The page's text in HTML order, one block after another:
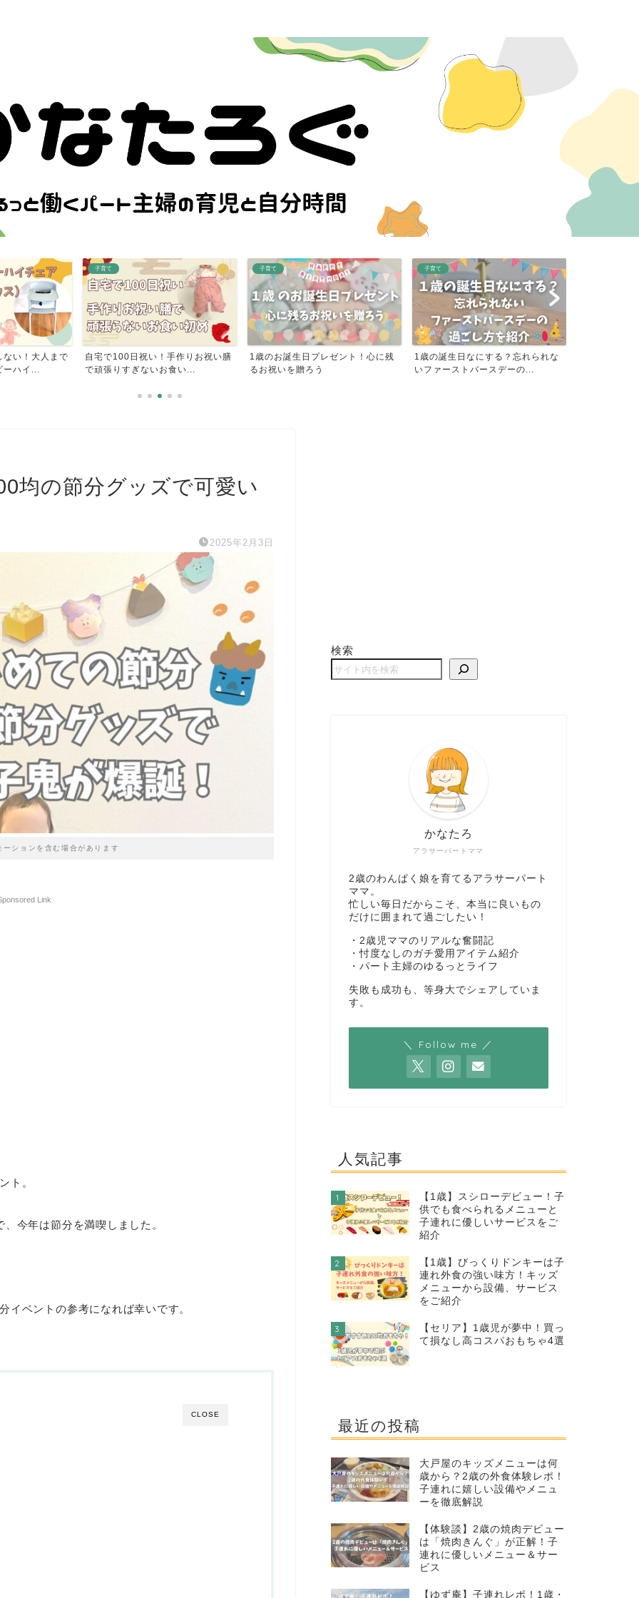
作りお祝い膳
食い...
子育て
1歳のお誕生日プレゼント！心に残
るお祝いを贈ろう
子育て
1歳の誕生日なにする？忘れられな
いファーストバースデーの...
子育て
おすすめ！IFME(イフミー) ファー
ストシューズの特徴...
均の節分グッズで可愛い
2025年2月3日
ーションを含む場合があります
Link
ト。
今年は節分を満喫しました。
イベントの参考になれば幸いです。
CLOSE
検索
アラサーパートママ
かなたろ
2歳のわんぱく娘を育てるアラサーパート
ママ。
忙しい毎日だからこそ、本当に良いもの
だけに囲まれて過ごしたい！
・2歳児ママのリアルな奮闘記
・忖度なしのガチ愛用アイテム紹介
・パート主婦のゆるっとライフ
失敗も成功も、等身大でシェアしていま
す。
＼ Follow me ／
人気記事
1
【1歳】スシローデビュー！子
供でも食べられるメニューと
子連れに優しいサービスをご
紹介
2
【1歳】びっくりドンキーは子
連れ外食の強い味方！キッズ
メニューから設備、サービス
をご紹介
3
【セリア】1歳児が夢中！買っ
て損なし高コスパおもちゃ4選
最近の投稿
大戸屋のキッズメニューは何
歳から？2歳の外食体験レポ！
子連れに嬉しい設備やメニュ
ーを徹底解説
【体験談】2歳の焼肉デビュー
は「焼肉きんぐ」が正解！子
連れに優しいメニュー＆サー
ビス
【ゆず庵】子連れレポ！1歳・